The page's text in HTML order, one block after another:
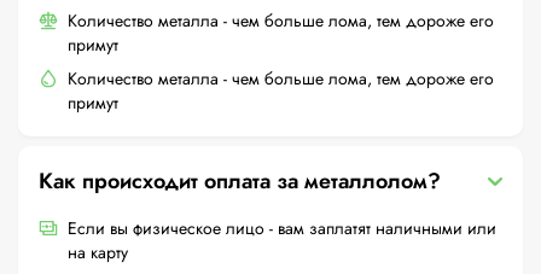
Количество металла - чем больше лома, тем дороже его
примут
Количество металла - чем больше лома, тем дороже его
примут
Как происходит оплата за металлолом?
Если вы физическое лицо - вам заплатят наличными или
на карту